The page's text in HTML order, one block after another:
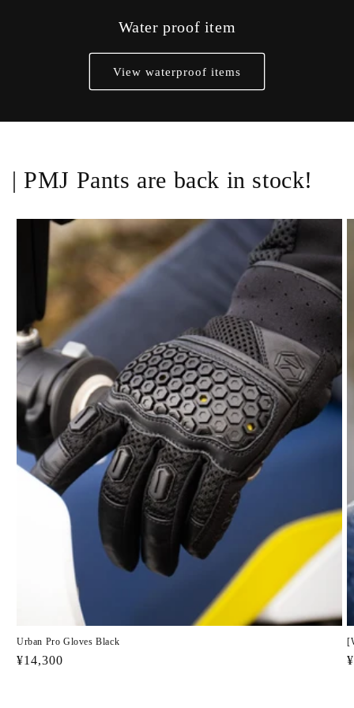
Water proof item
View waterproof items
| PMJ Pants are back in stock!
Urban Pro Gloves Black
Regular
¥14,300